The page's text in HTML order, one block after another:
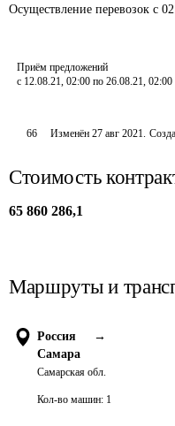
Осуществление перевозок с
Приём предложений
с 12.08.21, 02:00 по 26.08.21, 02:00
66 Изменён27 авг 2021.
Стоимость
65 860 286,1
Маршруты и
Россия
→
Самара
Самарская обл.
Кол-во машин: 1